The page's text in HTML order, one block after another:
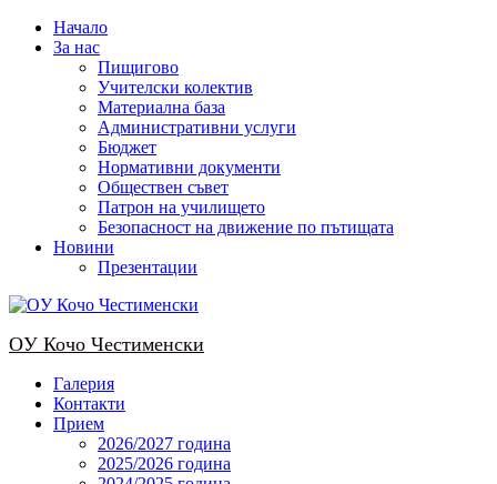
Skip
Начало
За нас
Пищигово
Учителски колектив
Материална база
Административни услуги
Бюджет
Нормативни документи
Обществен съвет
Патрон на училището
Безопасност на движение по пътищата
Новини
Презентации
OУ Кочо Чeстименски
Галерия
Контакти
Прием
2026/2027 година
2025/2026 година